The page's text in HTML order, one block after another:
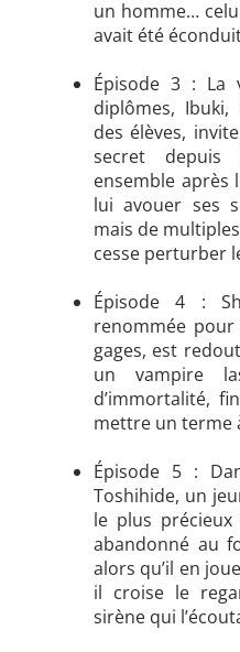
un homme…
avait été
Épisode 3 : La
diplômes,
des élèves,
secret depuis
ensemble après
lui avouer ses
mais de
cesse perturber
Épisode 4 :
renommée
gages, est
un vampire
d’immortalité,
mettre un terme
Épisode 5 :
Toshihide, un
le plus
abandonné au
alors qu’il en
il croise le
sirène qui